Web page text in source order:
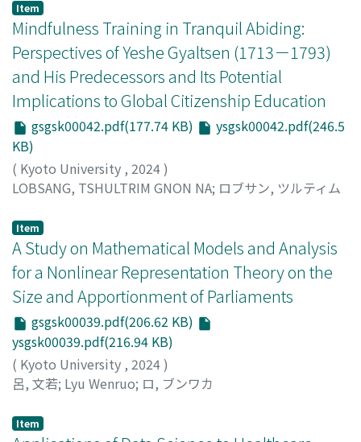
Item
Mindfulness Training in Tranquil Abiding:
Perspectives of Yeshe Gyaltsen (1713－1793)
and His Predecessors and Its Potential
Implications to Global Citizenship Education
gsgsk00042.pdf(177.74 KB)
ysgsk00042.pdf(246.5
KB)
( Kyoto University , 2024)
LOBSANG, TSHULTRIM GNON NA; ロブサン, ツルティム
Item
A Study on Mathematical Models and Analysis
for a Nonlinear Representation Theory on the
Size and Apportionment of Parliaments
gsgsk00039.pdf(206.62 KB)
ysgsk00039.pdf(216.94 KB)
( Kyoto University , 2024)
呂, 文若; Lyu Wenruo; ロ, ブンワカ
Item